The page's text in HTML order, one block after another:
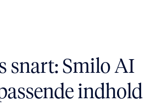
snart: Smilo AI
indhold